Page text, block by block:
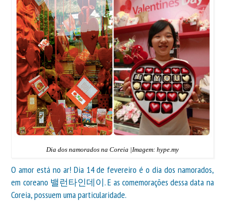
Dia dos namorados na Coreia |Imagem: hype.my
O amor está no ar! Dia 14 de fevereiro é o dia dos namorados,
em coreano 밸런타인데이. E as comemorações dessa data na
Coreia, possuem uma particularidade.